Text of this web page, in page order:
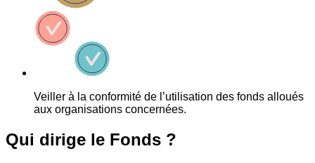
Veiller à la conformité de l’utilisation des fonds alloués
aux organisations concernées.
Qui dirige le Fonds ?